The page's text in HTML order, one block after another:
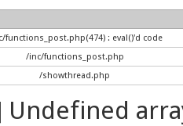
functions_post.php(474) : eval()'d code
/inc/functions_post.php
/showthread.php
Undefined